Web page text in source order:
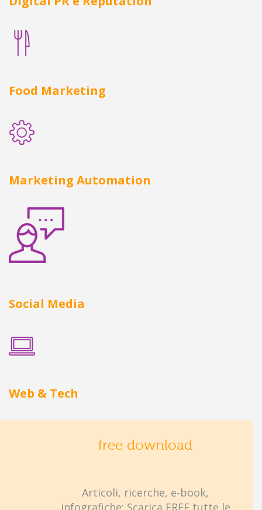
Food Marketing
Marketing Automation
Social Media
Web & Tech
free download
Articoli, ricerche, e-book,
infografiche: Scarica FREE tutte le